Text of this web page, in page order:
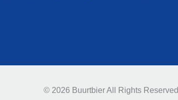
© 2026 Buurtbier All Rights Reserved